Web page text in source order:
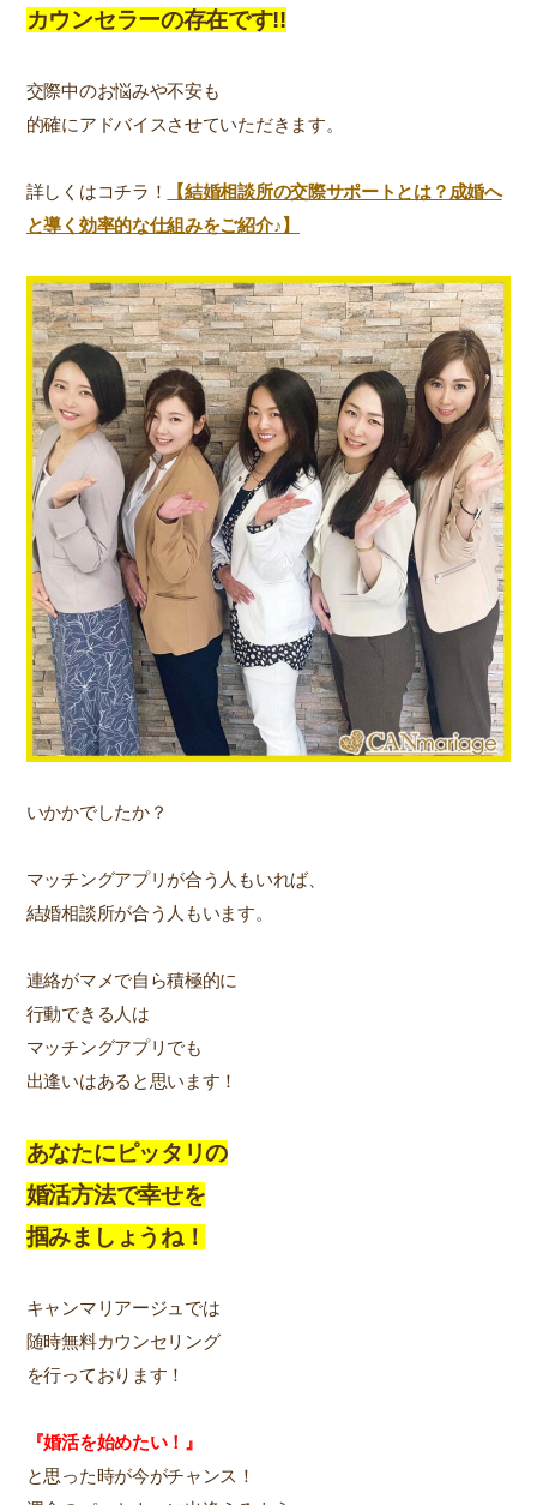
カウンセラーの存在です!!
交際中のお悩みや不安も
的確にアドバイスさせていただきます。
詳しくはコチラ！
【結婚相談所の交際サポートとは？成婚へ
と導く効率的な仕組みをご紹介♪】
いかかでしたか？
マッチングアプリが合う人もいれば、
結婚相談所が合う人もいます。
連絡がマメで自ら積極的に
行動できる人は
マッチングアプリでも
出逢いはあると思います！
あなたにピッタリの
婚活方法で幸せを
掴みましょうね！
キャンマリアージュでは
随時無料カウンセリング
を行っております！
『婚活を始めたい！』
と思った時が今がチャンス！